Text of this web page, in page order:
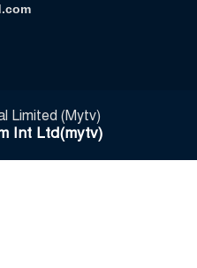
Limited (Mytv)
Int Ltd(mytv)